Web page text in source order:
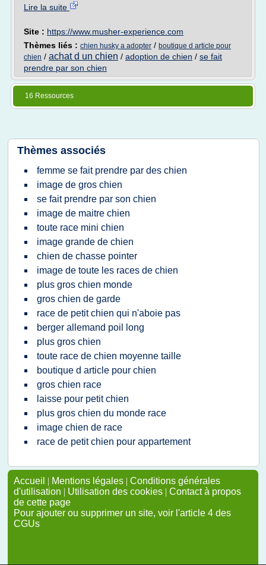
Lire la suite
Site : https://www.musher-experience.com
Thèmes liés : chien husky a adopter / boutique d article pour
chien / achat d un chien / adoption de chien / se fait
prendre par son chien
16 Ressources
Thèmes associés
femme se fait prendre par des chien
image de gros chien
se fait prendre par son chien
image de maitre chien
toute race mini chien
image grande de chien
chien de chasse pointer
image de toute les races de chien
plus gros chien monde
gros chien de garde
race de petit chien qui n'aboie pas
berger allemand poil long
plus gros chien
toute race de chien moyenne taille
boutique d article pour chien
gros chien race
laisse pour petit chien
plus gros chien du monde race
image chien de race
race de petit chien pour appartement
Accueil | Mentions légales | Conditions générales
d'utilisation | Utilisation des cookies | Contact à propos
de cette page
Pour ajouter ou supprimer un site, voir l'article 4 des
CGUs